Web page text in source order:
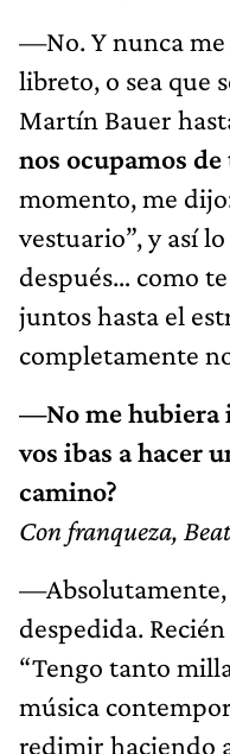
—No. Y nunca me
libreto, o sea que
Martín Bauer
nos ocupamos
momento, me
vestuario”, y así
después… como
juntos hasta el
completamente
—No me hubiera
vos ibas a hacer
camino?
Con franqueza,
—Absolutamente,
despedida.
“Tengo tanto
música
redimir haciendo